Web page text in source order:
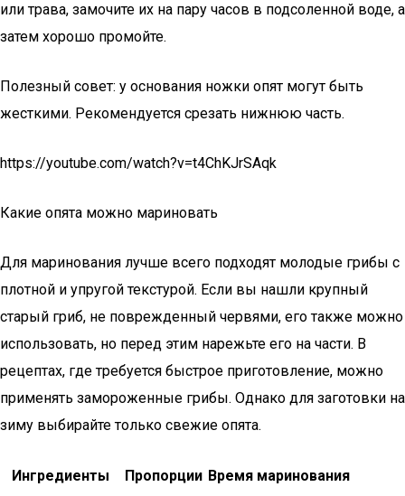
или трава, замочите их на пару часов в подсоленной воде, а
затем хорошо промойте.
Полезный совет: у основания ножки опят могут быть
жесткими. Рекомендуется срезать нижнюю часть.
https://youtube.com/watch?v=t4ChKJrSAqk
Какие опята можно мариновать
Для маринования лучше всего подходят молодые грибы с
плотной и упругой текстурой. Если вы нашли крупный
старый гриб, не поврежденный червями, его также можно
использовать, но перед этим нарежьте его на части. В
рецептах, где требуется быстрое приготовление, можно
применять замороженные грибы. Однако для заготовки на
зиму выбирайте только свежие опята.
Ингредиенты Пропорции Время маринования